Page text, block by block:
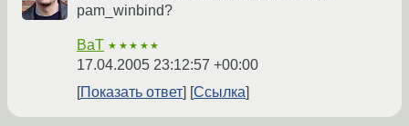
pam_winbind?
BaT ★★★★★
17.04.2005 23:12:57 +00:00
Показать ответ
Ссылка